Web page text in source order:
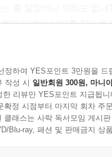
다고 벌써 남자를 집으로
한데다 ‘그해 최악의 영화
. 아내는 일찌감치 곁을
. 탈출구도 보이지 않는
엄마. 고민의 여지 없이 나
로 돌아가신 아버지의
붙어 사는 중이고, 곧이어
정하여 YES포인트 3만원을 드
작성 시 일반회원 300원, 마니
리뷰만 YES포인트 지급됩니
확정 시점부터 마지막 회차 주
클래스는 사락 독서모임 게시
Blu-ray, 패션 및 판매금지 상